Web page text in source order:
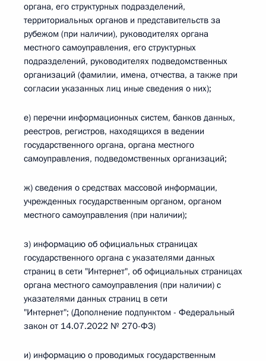
органа, его структурных подразделений,
территориальных органов и представительств за
рубежом (при наличии), руководителях органа
местного самоуправления, его структурных
подразделений, руководителях подведомственных
организаций (фамилии, имена, отчества, а также при
согласии указанных лиц иные сведения о них);
е) перечни информационных систем, банков данных,
реестров, регистров, находящихся в ведении
государственного органа, органа местного
самоуправления, подведомственных организаций;
ж) сведения о средствах массовой информации,
учрежденных государственным органом, органом
местного самоуправления (при наличии);
з) информацию об официальных страницах
государственного органа с указателями данных
страниц в сети "Интернет", об официальных страницах
органа местного самоуправления (при наличии) с
указателями данных страниц в сети
"Интернет"; (Дополнение подпунктом - Федеральный
закон от 14.07.2022 № 270-ФЗ)
и) информацию о проводимых государственным